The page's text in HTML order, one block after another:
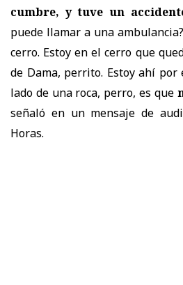
cumbre, y tuve un
puede llamar a una
cerro. Estoy en el cerro que
de Dama, perrito. Estoy ahí
lado de una roca, perro, es que
señaló en un mensaje de
Horas.